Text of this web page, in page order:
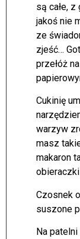
są całe, z
jakoś nie
ze
zjeść…
przełóż
Cukinię
warzyw
masz
makaron
Czosnek
suszone
Na